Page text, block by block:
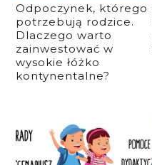
Odpoczynek, którego
potrzebują rodzice.
Dlaczego warto
zainwestować w
wysokie łóżko
kontynentalne?